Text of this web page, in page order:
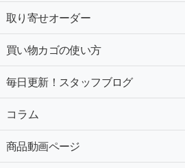
取り寄せオーダー
買い物カゴの使い方
毎日更新！スタッフブログ
コラム
商品動画ページ